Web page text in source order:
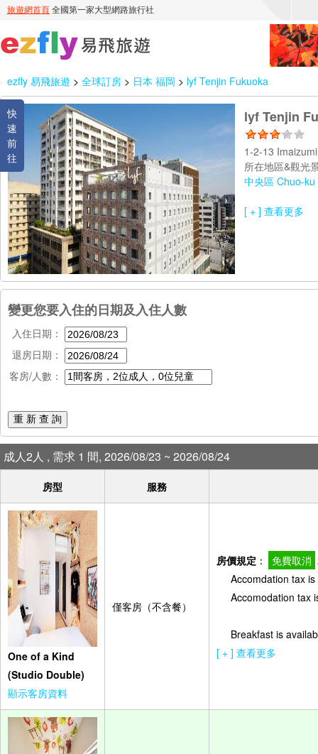
ezfly 易飛旅遊 > 全球訂房 > 日本 福岡 > lyf Tenjin Fukuoka
快
速
前
往
lyf Tenjin
1-2-13
所在地區&觀光
中央區 Chuo-ku
[ + ] 查看更多
變更您要入住的日期及入住人數
入住日期：
退房日期：
客房/人數：
重 新 查 詢
成人2人 , 需求 1 間, 2026/08/23 ~ 2026/08/24
房型 服務
One of a Kind
(Studio Double)
顯示客房資料
僅客房（不含餐）
房價規定 ： 免費取消
Accomdation tax
Accomodation tax
Breakfast is
[ + ] 查看更多